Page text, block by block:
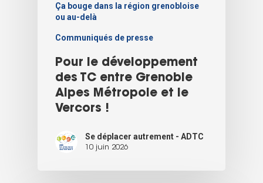
Ça bouge dans la région grenobloise
ou au-delà
Communiqués de presse
Pour le développement
des TC entre Grenoble
Alpes Métropole et le
Vercors !
Se déplacer autrement - ADTC
10 juin 2026